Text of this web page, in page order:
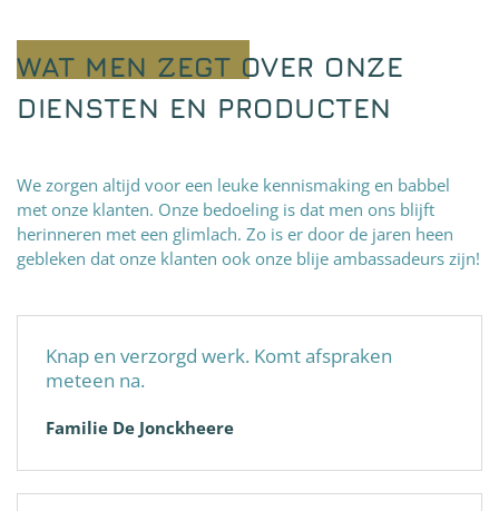
WAT MEN ZEGT OVER ONZE
DIENSTEN EN PRODUCTEN
We zorgen altijd voor een leuke kennismaking en babbel
met onze klanten. Onze bedoeling is dat men ons blijft
herinneren met een glimlach. Zo is er door de jaren heen
gebleken dat onze klanten ook onze blije ambassadeurs zijn!
Knap en verzorgd werk. Komt afspraken
meteen na.
Familie De Jonckheere